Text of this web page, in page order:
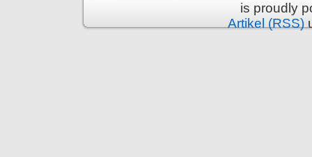
is proudly
Artikel (RSS)